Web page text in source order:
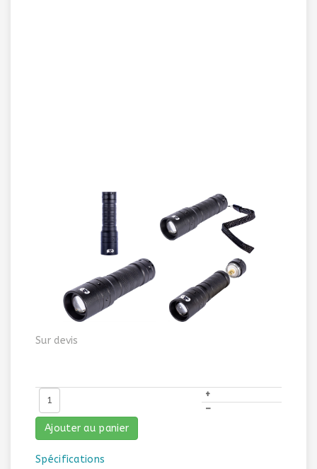
Sur devis
+
–
Ajouter au panier
Spécifications